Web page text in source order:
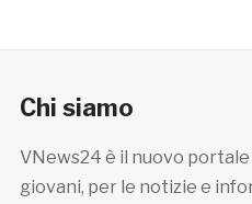
Chi siamo
VNews24 è il nuovo
giovani, per le notizie e